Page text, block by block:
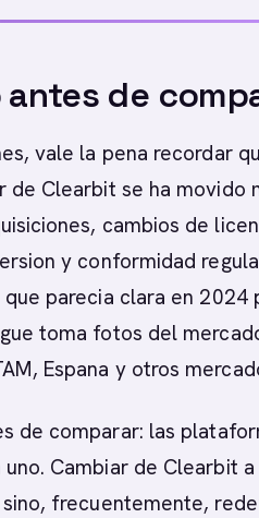
de
vale la pena recordar
Clearbit se ha movido
cambios de
y conformidad
que parecia clara en
toma fotos del
Espana y otros
de comparar: las
Cambiar de Clearbit
frecuentemente,